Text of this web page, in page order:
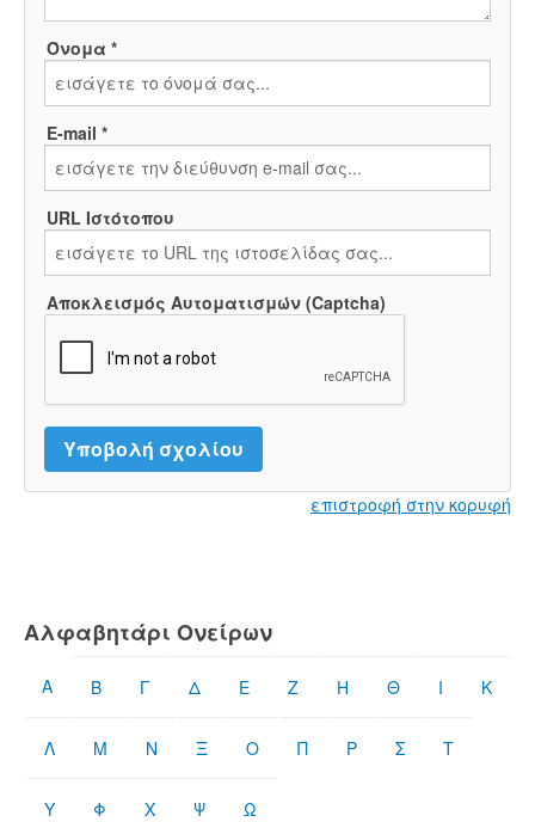
Όνομα *
E-mail *
URL Ιστότοπου
Αποκλεισμός Αυτοματισμών (Captcha)
επιστροφή στην κορυφή
Αλφαβητάρι Ονείρων
Α Β Γ Δ Ε Ζ Η Θ Ι Κ
Λ Μ Ν Ξ Ο Π Ρ Σ Τ
Υ Φ Χ Ψ Ω